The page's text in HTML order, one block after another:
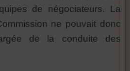
de négociateurs. La
ne pouvait donc
de la conduite des